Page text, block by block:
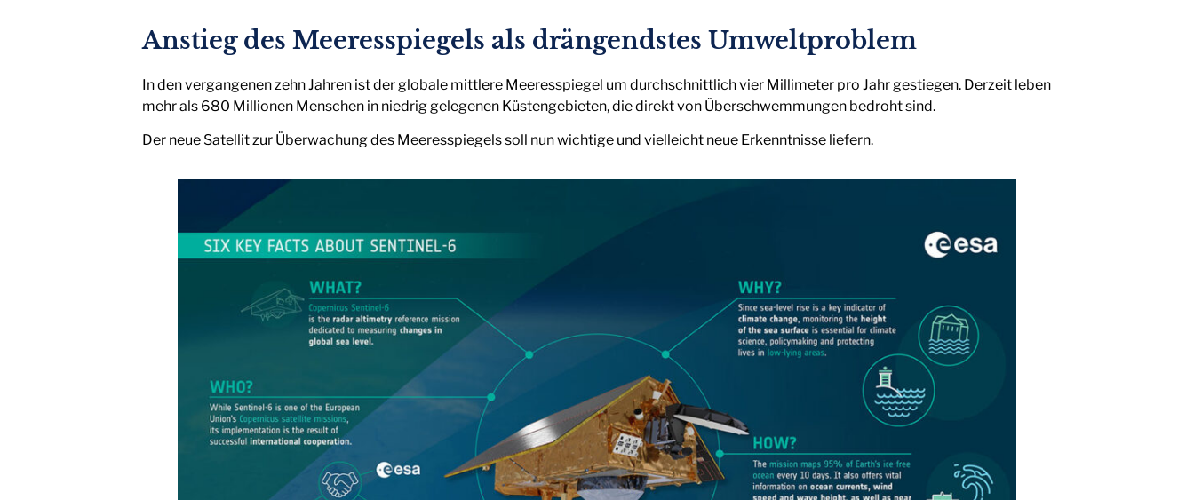
Anstieg des Meeresspiegels als drängendstes Umweltproblem
In den vergangenen zehn Jahren ist der globale mittlere Meeresspiegel um durchschnittlich vier Millimeter pro Jahr gestiegen. Derzeit leben
mehr als 680 Millionen Menschen in niedrig gelegenen Küstengebieten, die direkt von Überschwemmungen bedroht sind.
Der neue Satellit zur Überwachung des Meeresspiegels soll nun wichtige und vielleicht neue Erkenntnisse liefern.